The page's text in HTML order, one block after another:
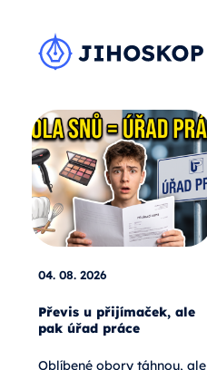
04. 08. 2026
Převis u přijímaček, ale
pak úřad práce
Oblíbené obory táhnou, ale